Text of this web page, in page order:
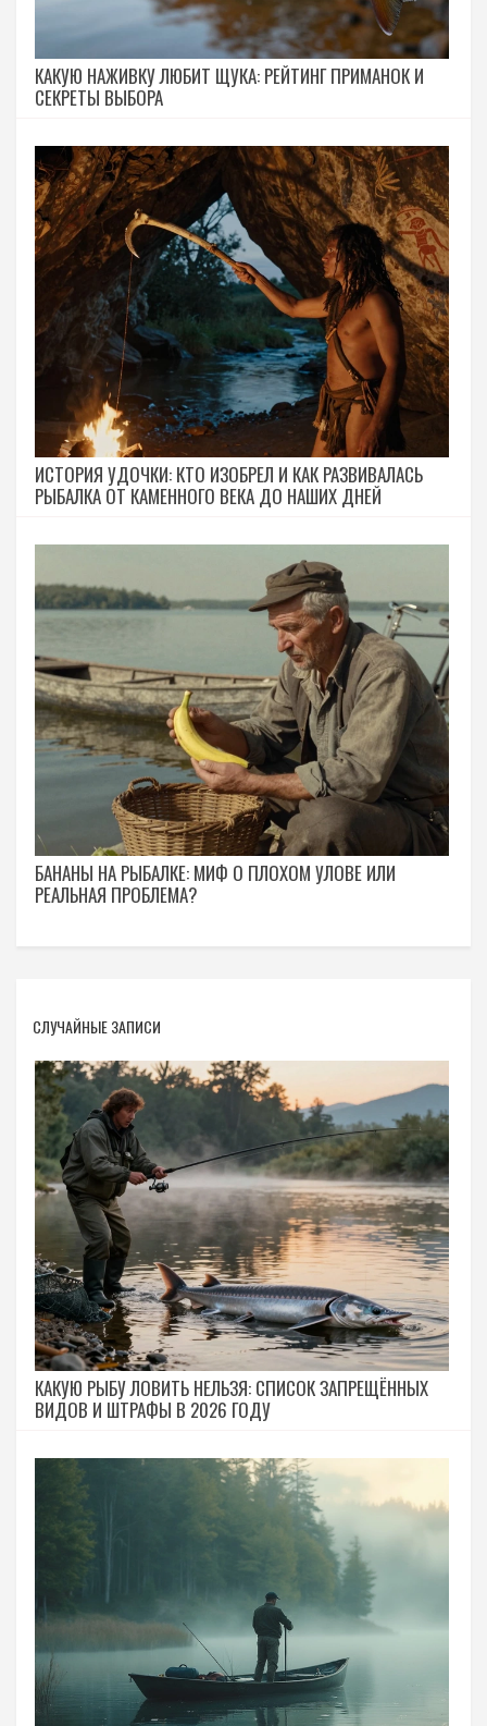
КАКУЮ НАЖИВКУ ЛЮБИТ ЩУКА: РЕЙТИНГ ПРИМАНОК И
СЕКРЕТЫ ВЫБОРА
ИСТОРИЯ УДОЧКИ: КТО ИЗОБРЕЛ И КАК РАЗВИВАЛАСЬ
РЫБАЛКА ОТ КАМЕННОГО ВЕКА ДО НАШИХ ДНЕЙ
БАНАНЫ НА РЫБАЛКЕ: МИФ О ПЛОХОМ УЛОВЕ ИЛИ
РЕАЛЬНАЯ ПРОБЛЕМА?
СЛУЧАЙНЫЕ ЗАПИСИ
КАКУЮ РЫБУ ЛОВИТЬ НЕЛЬЗЯ: СПИСОК ЗАПРЕЩЁННЫХ
ВИДОВ И ШТРАФЫ В 2026 ГОДУ